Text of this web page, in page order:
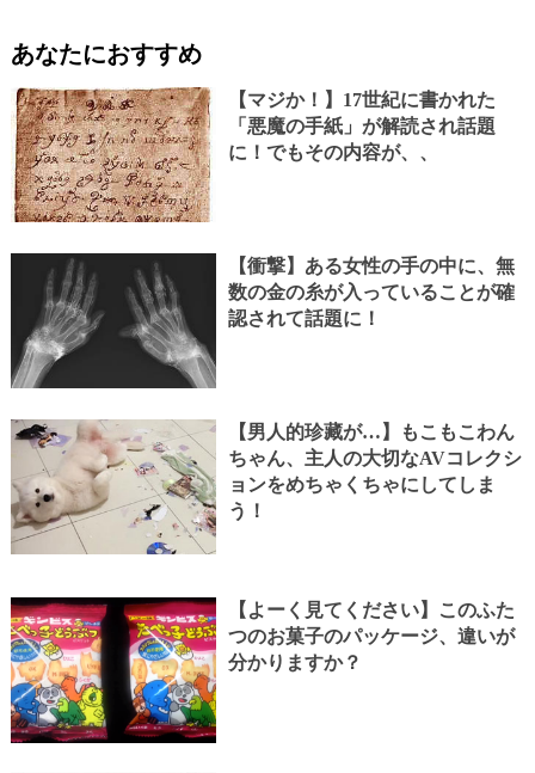
あなたにおすすめ
【マジか！】17世紀に書かれた
「悪魔の手紙」が解読され話題
に！でもその内容が、、
【衝撃】ある女性の手の中に、無
数の金の糸が入っていることが確
認されて話題に！
【男人的珍藏が…】もこもこわん
ちゃん、主人の大切なAVコレクシ
ョンをめちゃくちゃにしてしま
う！
【よーく見てください】このふた
つのお菓子のパッケージ、違いが
分かりますか？